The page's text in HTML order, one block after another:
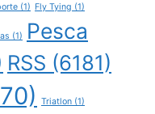
(1) Fly Tying (1)
(1)
Pesca
RSS (6181)
Triatlon (1)